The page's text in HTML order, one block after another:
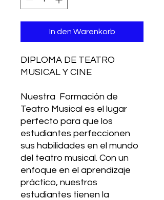
In den Warenkorb
DIPLOMA DE TEATRO
MUSICAL Y CINE
Nuestra Formación de
Teatro Musical es el lugar
perfecto para que los
estudiantes perfeccionen
sus habilidades en el mundo
del teatro musical. Con un
enfoque en el aprendizaje
práctico, nuestros
estudiantes tienen la